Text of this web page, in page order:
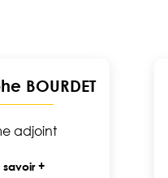
BOURDET
adjoint
savoir +